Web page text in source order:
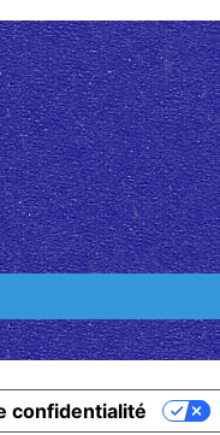
confidentialité